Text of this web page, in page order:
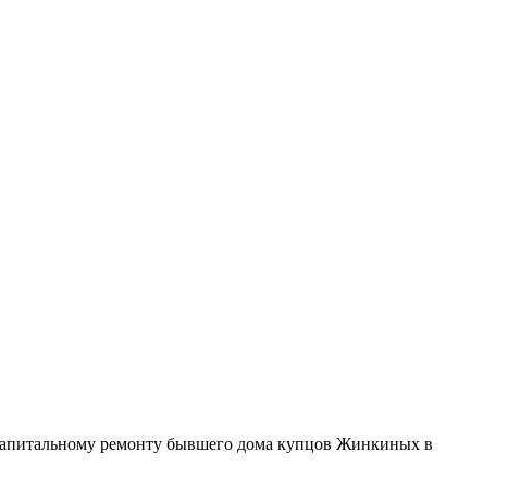
ремонту бывшего дома купцов Жинкиных в